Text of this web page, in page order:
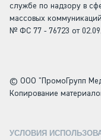
службе по надзору в
массовых
№ ФС 77 - 76723 от
© ООО "ПромоГрупп
Копирование
УСЛОВИЯ